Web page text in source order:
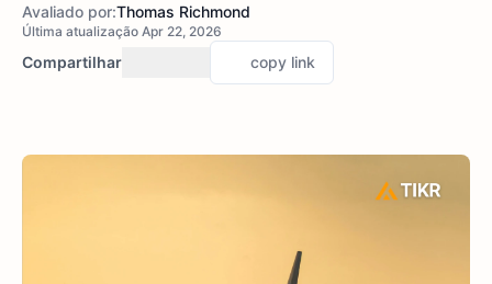
Avaliado por:Thomas Richmond
Última atualização Apr 22, 2026
Compartilhar copy link